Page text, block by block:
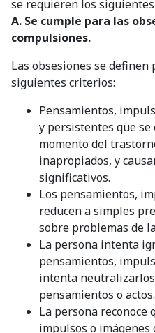
se requieren los
A. Se cumple para las
compulsiones.
Las obsesiones se
siguientes criterios:
Pensamientos,
y persistentes que
momento del
inapropiados, y
significativos.
Los pensamientos,
reducen a simples
sobre problemas de
La persona intenta
pensamientos,
intenta
pensamientos o actos.
La persona reconoce
impulsos o imágenes